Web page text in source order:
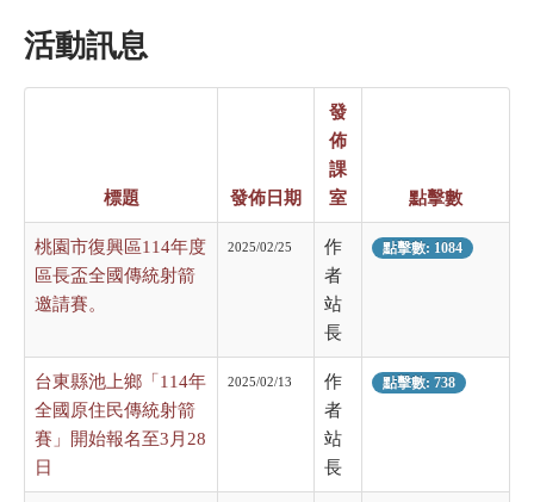
活動訊息
標題 發佈日期
發
佈
課
室
點擊數
桃園市復興區114年度
區長盃全國傳統射箭
邀請賽。
2025/02/25
作
者
站
長
點擊數: 1084
台東縣池上鄉「114年
全國原住民傳統射箭
賽」開始報名至3月28
日
2025/02/13
作
者
站
長
點擊數: 738